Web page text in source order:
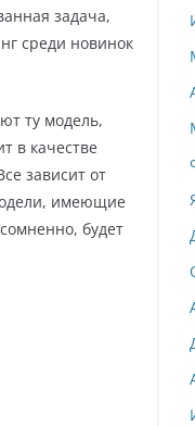
задача,
среди новинок
ту модель,
в качестве
зависит от
имеющие
будет